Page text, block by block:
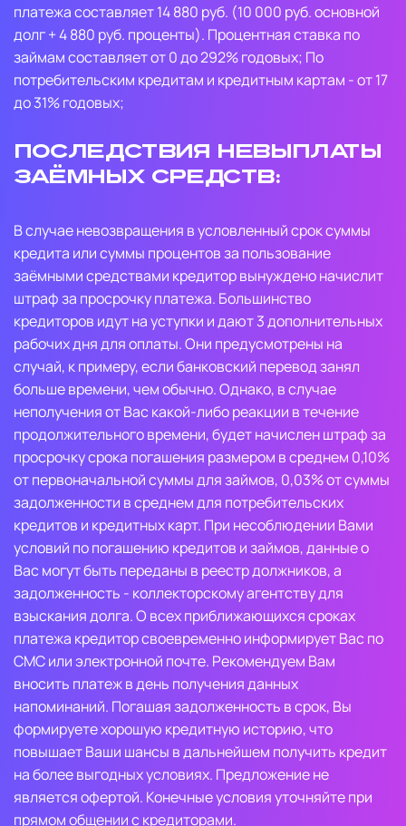
платежа составляет 14 880 руб. (10 000 руб. основной
долг + 4 880 руб. проценты). Процентная ставка по
займам составляет от 0 до 292% годовых; По
потребительским кредитам и кредитным картам - от 17
до 31% годовых;
Последствия невыплаты
заёмных средств:
В случае невозвращения в условленный срок суммы
кредита или суммы процентов за пользование
заёмными средствами кредитор вынуждено начислит
штраф за просрочку платежа. Большинство
кредиторов идут на уступки и дают 3 дополнительных
рабочих дня для оплаты. Они предусмотрены на
случай, к примеру, если банковский перевод занял
больше времени, чем обычно. Однако, в случае
неполучения от Вас какой-либо реакции в течение
продолжительного времени, будет начислен штраф за
просрочку срока погашения размером в среднем 0,10%
от первоначальной суммы для займов, 0,03% от суммы
задолженности в среднем для потребительских
кредитов и кредитных карт. При несоблюдении Вами
условий по погашению кредитов и займов, данные о
Вас могут быть переданы в реестр должников, а
задолженность - коллекторскому агентству для
взыскания долга. О всех приближающихся сроках
платежа кредитор своевременно информирует Вас по
СМС или электронной почте. Рекомендуем Вам
вносить платеж в день получения данных
напоминаний. Погашая задолженность в срок, Вы
формируете хорошую кредитную историю, что
повышает Ваши шансы в дальнейшем получить кредит
на более выгодных условиях. Предложение не
является офертой. Конечные условия уточняйте при
прямом общении с кредиторами.